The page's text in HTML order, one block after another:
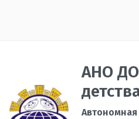
АНО